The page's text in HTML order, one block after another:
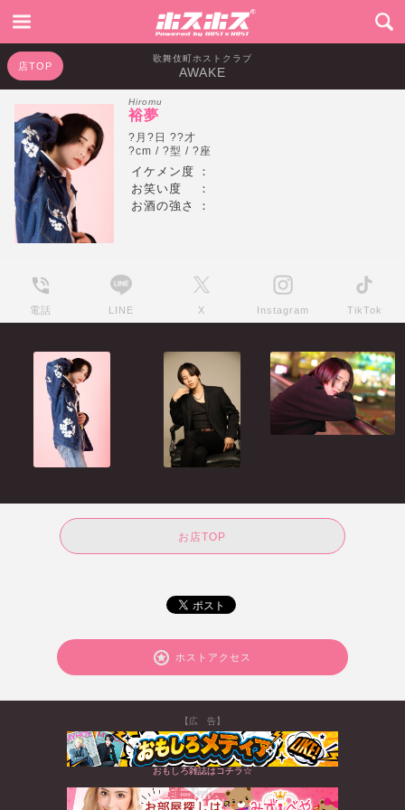
歌舞伎町ホストクラブ
AWAKE
店TOP
Hiromu
裕夢
?月?日 ??才
?cm / ?型 / ?座
イケメン度
：
お笑い度
：
お酒の強さ
：
電話 LINE X Instagram TikTok
お店TOP
ホストアクセス
【広 告】
おもしろ雑誌はコチラ☆